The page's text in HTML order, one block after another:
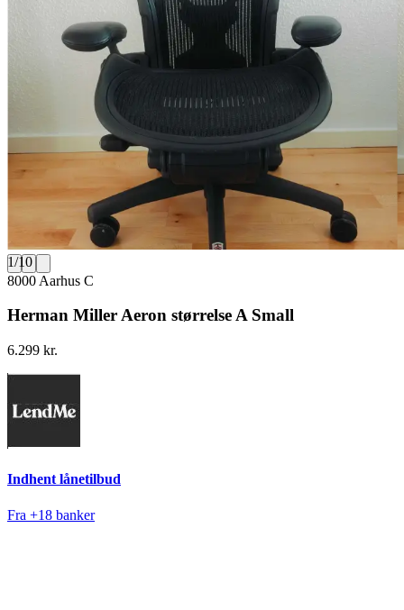
1/10
8000 Aarhus C
Herman Miller Aeron størrelse A Small
6.299 kr.
Indhent lånetilbud
Fra +18 banker